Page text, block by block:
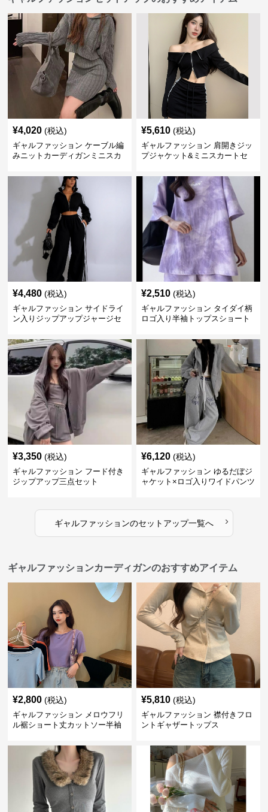
¥4,020 (税込)
ギャルファッション ケーブル編
みニットカーディガンミニスカ
¥5,610 (税込)
ギャルファッション 肩開きジッ
プジャケット&ミニスカートセ
¥4,480 (税込)
ギャルファッション サイドライ
ン入りジップアップジャージセ
¥2,510 (税込)
ギャルファッション タイダイ柄
ロゴ入り半袖トップスショート
¥3,350 (税込)
ギャルファッション フード付き
ジップアップ三点セット
¥6,120 (税込)
ギャルファッション ゆるだぼジ
ャケット×ロゴ入りワイドパンツ
ギャルファッションのセットアップ一覧へ ›
ギャルファッションカーディガンのおすすめアイテム
¥2,800 (税込)
ギャルファッション メロウフリ
ル裾ショート丈カットソー半袖
¥5,810 (税込)
ギャルファッション 襟付きフロ
ントギャザートップス